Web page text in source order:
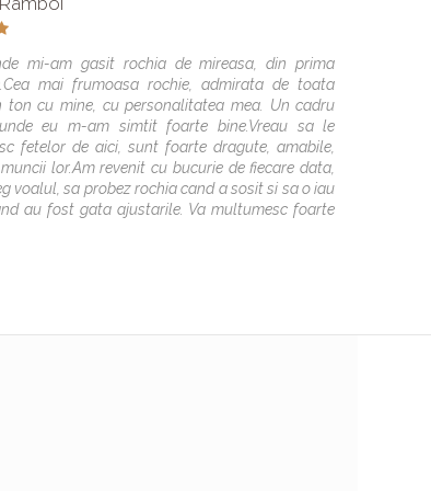
mi-am gasit rochia de mireasa, din prima
mai frumoasa rochie, admirata de toata
ton cu mine, cu personalitatea mea. Un cadru
eu m-am simtit foarte bine.Vreau sa le
fetelor de aici, sunt foarte dragute, amabile,
lor.Am revenit cu bucurie de fiecare data,
voalul, sa probez rochia cand a sosit si sa o iau
au fost gata ajustarile. Va multumesc foarte